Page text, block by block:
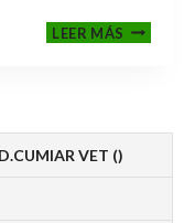
LEER MÁS
2024-
VET ()